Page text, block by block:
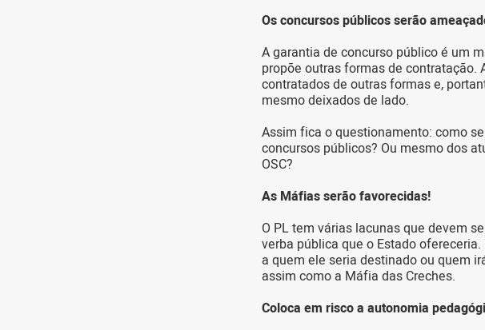
Os concursos públicos serão
A garantia de concurso público é um
propõe outras formas de
contratados de outras formas e,
mesmo deixados de lado.
Assim fica o questionamento: como
concursos públicos? Ou mesmo dos
OSC?
As Máfias serão favorecidas!
O PL tem várias lacunas que devem
verba pública que o Estado
a quem ele seria destinado ou quem
assim como a Máfia das Creches.
Coloca em risco a autonomia